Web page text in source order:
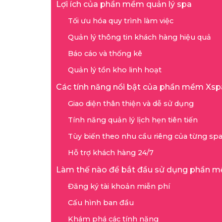
Lợi ích của phần mềm quản lý spa
Tối ưu hóa quy trình làm việc
Quản lý thông tin khách hàng hiệu quả
Báo cáo và thống kê
Quản lý tồn kho linh hoạt
Các tính năng nổi bật của phần mềm
Giao diện thân thiện và dễ sử dụng
Tính năng quản lý lịch hẹn tiên tiến
Tùy biến theo nhu cầu riêng của từng spa
Hỗ trợ khách hàng 24/7
Làm thế nào để bắt đầu sử dụng phần
Đăng ký tài khoản miễn phí
Cấu hình ban đầu
Khám phá các tính năng